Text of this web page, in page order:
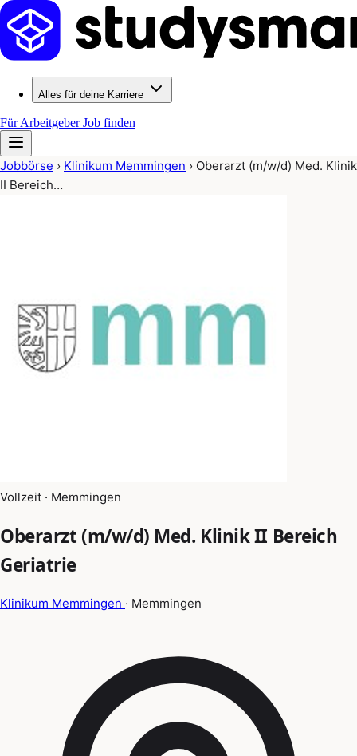
Alles für deine Karriere
Für ArbeitgeberJob finden
Jobbörse › Klinikum Memmingen › Oberarzt (m/w/d) Med. Klinik
II Bereich…
Vollzeit · Memmingen
Oberarzt (m/w/d) Med. Klinik II Bereich
Geriatrie
Klinikum Memmingen · Memmingen